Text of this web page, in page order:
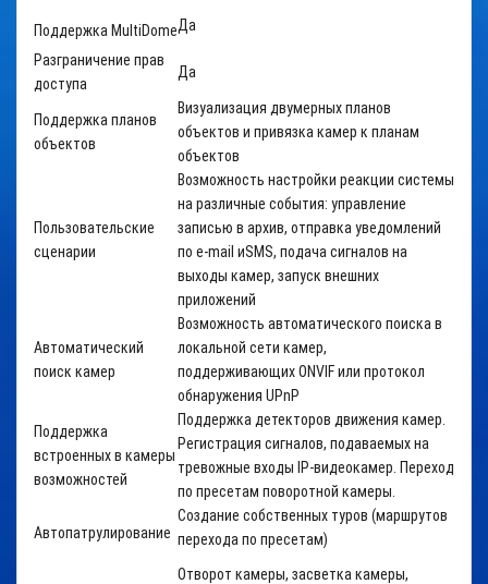
Поддержка MultiDomeДа
Разграничение прав
доступа
Да
Поддержка планов
объектов
Визуализация двумерных планов
объектов и привязка камер к планам
объектов
Пользовательские
сценарии
Возможность настройки реакции системы
на различные события: управление
записью в архив, отправка уведомлений
по e-mail иSMS, подача сигналов на
выходы камер, запуск внешних
приложений
Автоматический
поиск камер
Возможность автоматического поиска в
локальной сети камер,
поддерживающихONVIFили протокол
обнаружения UPnP
Поддержка
встроенных в камеры
возможностей
Поддержка детекторов движения камер.
Регистрация сигналов, подаваемых на
тревожные входы IP-видеокамер. Переход
по пресетам поворотной камеры.
Автопатрулирование
Создание собственных туров (маршрутов
перехода по пресетам)
Отворот камеры, засветка камеры,